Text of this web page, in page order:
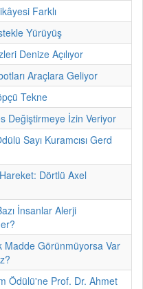
Farklı
Yürüyüş
Denize Açılıyor
Araçlara Geliyor
Tekne
Değiştirmeye İzin Veriyor
Sayı Kuramcısı Gerd
Dörtlü Axel
İnsanlar Alerji
Madde Görünmüyorsa Var
Ödülü'ne Prof. Dr. Ahmet